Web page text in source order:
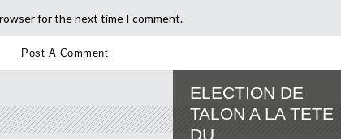
for the next time I comment.
ELECTION DE
TALON A LA TETE
DU...